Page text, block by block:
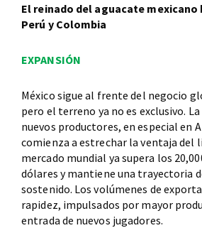
El reinado del aguacate mexicano
Perú y Colombia
EXPANSIÓN
México sigue al frente del negocio
pero el terreno ya no es exclusivo.
nuevos productores, en especial en
comienza a estrechar la ventaja del
mercado mundial ya supera los
dólares y mantiene una trayectoria
sostenido. Los volúmenes de
rapidez, impulsados por mayor
entrada de nuevos jugadores.